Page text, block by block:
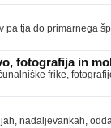
pa tja do primarnega
fotografija in
frike,
nadaljevankah,